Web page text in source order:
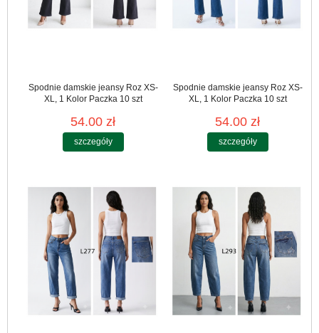
Spodnie damskie jeansy Roz XS-
XL, 1 Kolor Paczka 10 szt
54.00 zł
szczegóły
Spodnie damskie jeansy Roz XS-
XL, 1 Kolor Paczka 10 szt
54.00 zł
szczegóły